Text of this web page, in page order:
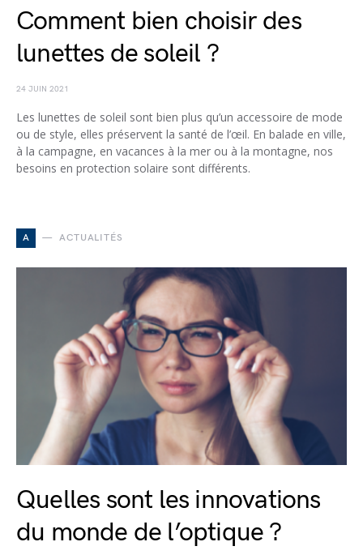
Comment bien choisir des
lunettes de soleil ?
24 JUIN 2021
Les lunettes de soleil sont bien plus qu’un accessoire de mode
ou de style, elles préservent la santé de l’œil. En balade en ville,
à la campagne, en vacances à la mer ou à la montagne, nos
besoins en protection solaire sont différents.
A ACTUALITÉS
Quelles sont les innovations
du monde de l’optique ?